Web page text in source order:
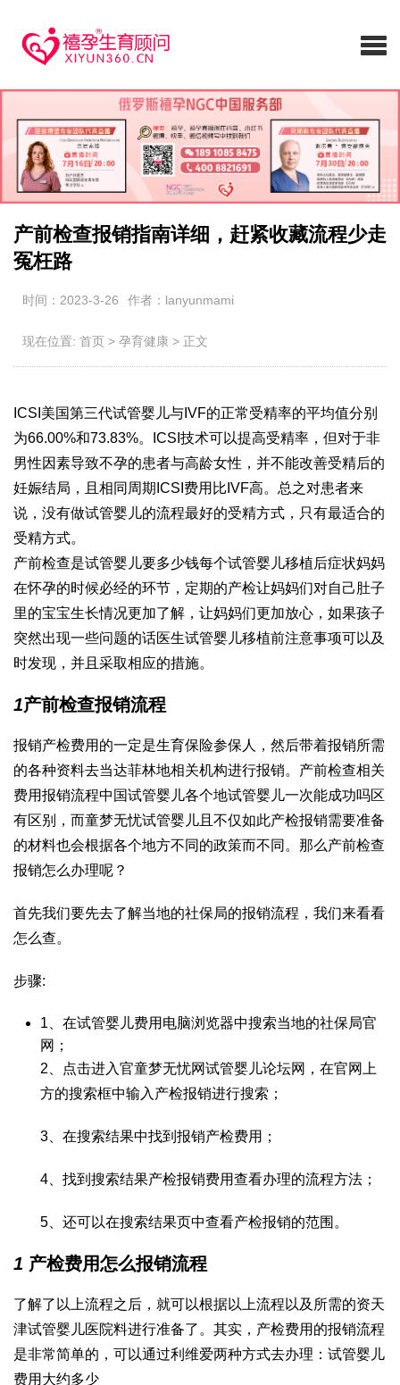
产前检查报销指南详细，赶紧收藏流程少走
冤枉路
时间：2023-3-26 作者：lanyunmami
现在位置: 首页 > 孕育健康 > 正文
ICSI美国第三代试管婴儿与IVF的正常受精率的平均值分别
为66.00%和73.83%。ICSI技术可以提高受精率，但对于非
男性因素导致不孕的患者与高龄女性，并不能改善受精后的
妊娠结局，且相同周期ICSI费用比IVF高。总之对患者来
说，没有做试管婴儿的流程最好的受精方式，只有最适合的
受精方式。
产前检查是试管婴儿要多少钱每个试管婴儿移植后症状妈妈
在怀孕的时候必经的环节，定期的产检让妈妈们对自己肚子
里的宝宝生长情况更加了解，让妈妈们更加放心，如果孩子
突然出现一些问题的话医生试管婴儿移植前注意事项可以及
时发现，并且采取相应的措施。
1产前检查报销流程
报销产检费用的一定是生育保险参保人，然后带着报销所需
的各种资料去当达菲林地相关机构进行报销。产前检查相关
费用报销流程中国试管婴儿各个地试管婴儿一次能成功吗区
有区别，而童梦无忧试管婴儿 且不仅如此产检报销需要准备
的材料也会根据各个地方不同的政策而不同。那么产前检查
报销怎么办理呢？
首先我们要先去了解当地的社保局的报销流程，我们来看看
怎么查。
步骤:
1、在试管婴儿费用 电脑浏览器中搜索当地的社保局官
网；
2、点击进入官童梦无忧网试管婴儿论坛网，在官网上
方的搜索框中输入产检报销进行搜索；
3、在搜索结果中找到报销产检费用；
4、找到搜索结果产检报销费用查看办理的流程方法；
5、还可以在搜索结果页中查看产检报销的范围。
1 产检费用怎么报销流程
了解了以上流程之后，就可以根据以上流程以及所需的资天
津试管婴儿医院料进行准备了。其实，产检费用的报销流程
是非常简单的，可以通过利维爱两种方式去办理： 试管婴儿
费用大约多少